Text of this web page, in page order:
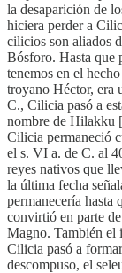
la desaparición de
hiciera perder a
cilicios son aliados
Bósforo. Hasta que
tenemos en el
troyano Héctor, era
C., Cilicia pasó a
nombre de Hilakku
Cilicia permaneció
el s. VI a. de C. al
reyes nativos que
la última fecha
permanecería hasta
convirtió en parte
Magno. También el
Cilicia pasó a
descompuso, el